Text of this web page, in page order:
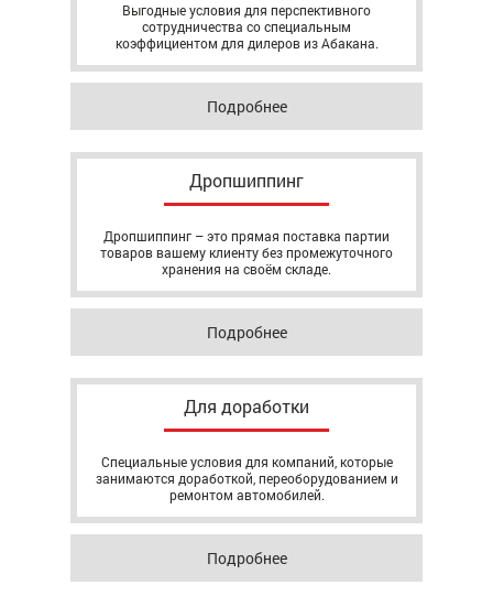
Выгодные условия для перспективного
сотрудничества со специальным
коэффициентом для дилеров из Абакана.
Подробнее
Дропшиппинг
Дропшиппинг – это прямая поставка партии
товаров вашему клиенту без промежуточного
хранения на своём складе.
Подробнее
Для доработки
Специальные условия для компаний, которые
занимаются доработкой, переоборудованием и
ремонтом автомобилей.
Подробнее